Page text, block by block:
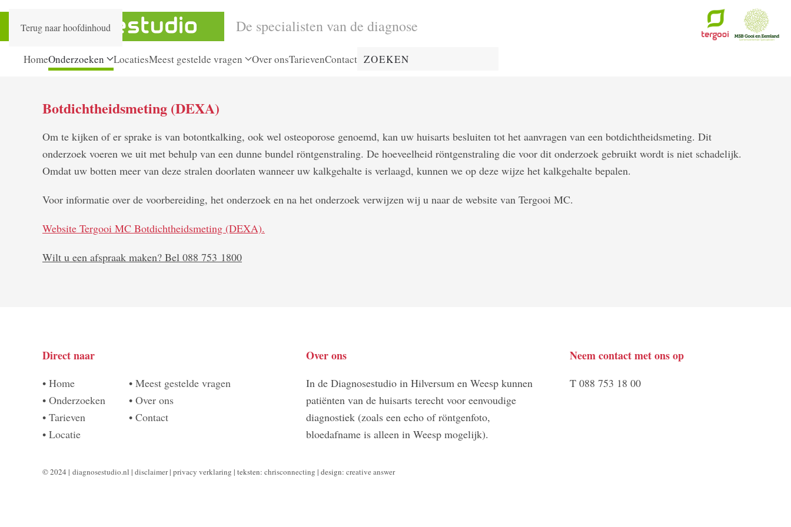
Terug naar hoofdinhoud De specialisten van de diagnose
HomeOnderzoeken LocatiesMeest gestelde vragen Over onsTarievenContact
Botdichtheidsmeting (DEXA)
Om te kijken of er sprake is van botontkalking, ook wel osteoporose genoemd, kan uw huisarts besluiten tot het aanvragen van een botdichtheidsmeting. Dit
onderzoek voeren we uit met behulp van een dunne bundel röntgenstraling. De hoeveelheid röntgenstraling die voor dit onderzoek gebruikt wordt is niet schadelijk.
Omdat uw botten meer van deze stralen doorlaten wanneer uw kalkgehalte is verlaagd, kunnen we op deze wijze het kalkgehalte bepalen.
Voor informatie over de voorbereiding, het onderzoek en na het onderzoek verwijzen wij u naar de website van Tergooi MC.
Website Tergooi MC Botdichtheidsmeting (DEXA).
Wilt u een afspraak maken? Bel 088 753 1800
Direct naar
• Home
• Onderzoeken
• Tarieven
• Locatie
• Meest gestelde vragen
• Over ons
• Contact
Over ons
In de Diagnosestudio in Hilversum en Weesp kunnen
patiënten van de huisarts terecht voor eenvoudige
diagnostiek (zoals een echo of röntgenfoto,
bloedafname is alleen in Weesp mogelijk).
Neem contact met ons op
T 088 753 18 00
© 2024 | diagnosestudio.nl | disclaimer| privacy verklaring | teksten: chrisconnecting | design: creative answer